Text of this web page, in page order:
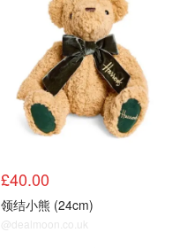
£40.00
领结小熊 (24cm)
@dealmoon.co.uk